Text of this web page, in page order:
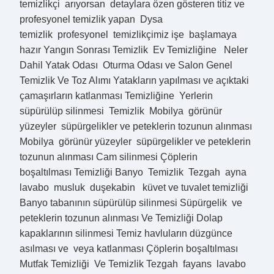
temizlikçi arıyorsan detaylara özen gösteren titiz ve
profesyonel temizlik yapan Dysa
temizlik profesyonel temizlikçimiz işe başlamaya
hazır Yangın Sonrası Temizlik Ev Temizliğine Neler
Dahil Yatak Odası Oturma Odası ve Salon Genel
Temizlik Ve Toz Alımı Yatakların yapılması ve açıktaki
çamaşırların katlanması Temizliğine Yerlerin
süpürülüp silinmesi Temizlik Mobilya görünür
yüzeyler süpürgelikler ve peteklerin tozunun alınması
Mobilya görünür yüzeyler süpürgelikler ve peteklerin
tozunun alınması Cam silinmesi Çöplerin
boşaltılması Temizliği Banyo Temizlik Tezgah ayna
lavabo musluk duşekabin küvet ve tuvalet temizliği
Banyo tabanının süpürülüp silinmesi Süpürgelik ve
peteklerin tozunun alınması Ve Temizliği Dolap
kapaklarının silinmesi Temiz havluların düzgünce
asılması ve veya katlanması Çöplerin boşaltılması
Mutfak Temizliği Ve Temizlik Tezgah fayans lavabo